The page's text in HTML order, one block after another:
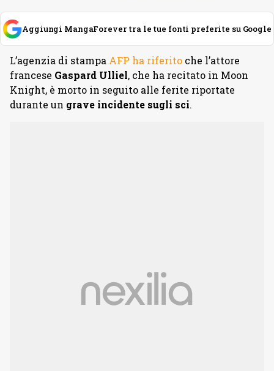
Aggiungi MangaForever tra le tue fonti preferite su Google
L’agenzia di stampa AFP ha riferito che l’attore
francese Gaspard Ulliel, che ha recitato in Moon
Knight, è morto in seguito alle ferite riportate
durante un grave incidente sugli sci.